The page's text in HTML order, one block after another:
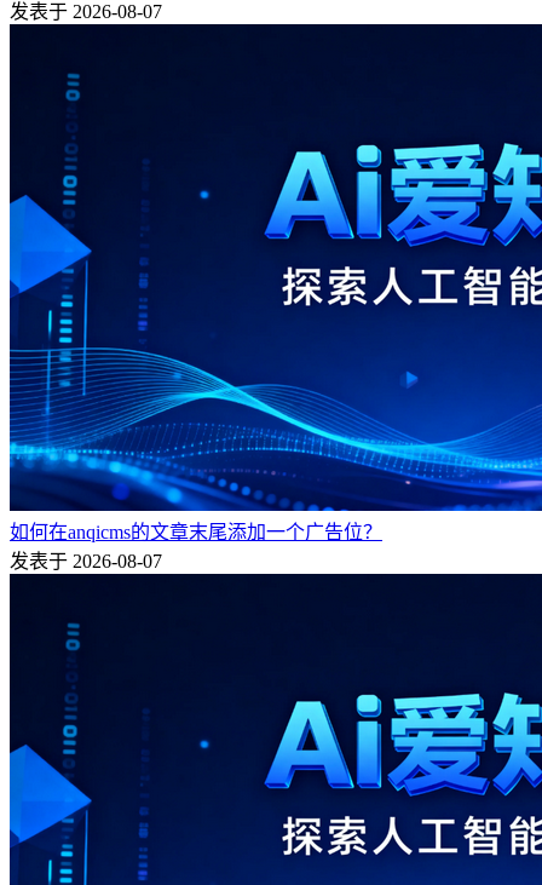
发表于 2026-08-07
如何在anqicms的文章末尾添加一个广告位？
发表于 2026-08-07